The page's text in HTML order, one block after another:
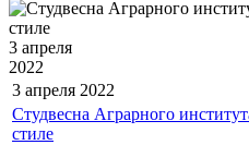
3 апреля
2022
3 апреля 2022
Студвесна Аграрного
стиле